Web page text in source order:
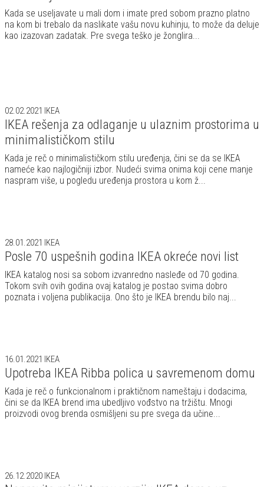
Kada se useljavate u mali dom i imate pred sobom prazno platno
na kom bi trebalo da naslikate vašu novu kuhinju, to može da deluje
kao izazovan zadatak. Pre svega teško je žonglira...
02.02.2021 IKEA
IKEA rešenja za odlaganje u ulaznim prostorima u
minimalističkom stilu
Kada je reč o minimalističkom stilu uređenja, čini se da se IKEA
nameće kao najlogičniji izbor. Nudeći svima onima koji cene manje
naspram više, u pogledu uređenja prostora u kom ž...
28.01.2021 IKEA
Posle 70 uspešnih godina IKEA okreće novi list
IKEA katalog nosi sa sobom izvanredno nasleđe od 70 godina.
Tokom svih ovih godina ovaj katalog je postao svima dobro
poznata i voljena publikacija. Ono što je IKEA brendu bilo naj...
16.01.2021 IKEA
Upotreba IKEA Ribba polica u savremenom domu
Kada je reč o funkcionalnom i praktičnom nameštaju i dodacima,
čini se da IKEA brend ima ubedljivo vođstvo na tržištu. Mnogi
proizvodi ovog brenda osmišljeni su pre svega da učine...
26.12.2020 IKEA